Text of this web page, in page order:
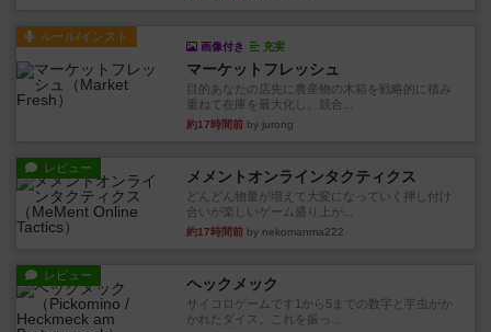
ルール/インスト
画像付き 充実
マーケットフレッシュ
目的あなたの店先に農産物の木箱を戦略的に積み
重ねて在庫を最大化し、競合...
約17時間前 by jurong
レビュー メメントオンラインタクティクス
どんどん物量が増えて大変になっていく押し付け
合いが楽しいゲーム盛り上が...
約17時間前 by nekomanma222
レビュー ヘックメック
サイコロゲームです1から5までの数字と芋虫がか
かれたダイス。これを振っ...